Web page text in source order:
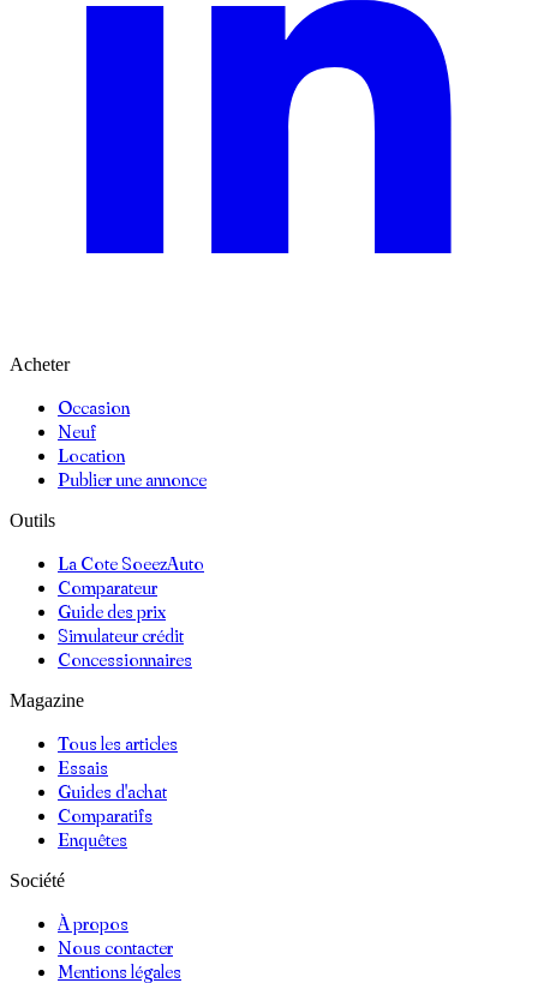
Acheter
Occasion
Neuf
Location
Publier une annonce
Outils
La Cote SoeezAuto
Comparateur
Guide des prix
Simulateur crédit
Concessionnaires
Magazine
Tous les articles
Essais
Guides d'achat
Comparatifs
Enquêtes
Société
À propos
Nous contacter
Mentions légales